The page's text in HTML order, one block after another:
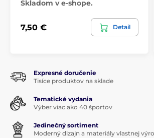
Skladom v e-shope.
7,50 € Detail
Expresné doručenie
Tisíce produktov na sklade
Tematické vydania
Výber viac ako 40 športov
Jedinečný sortiment
Moderný dizajn a materiály vlastnej